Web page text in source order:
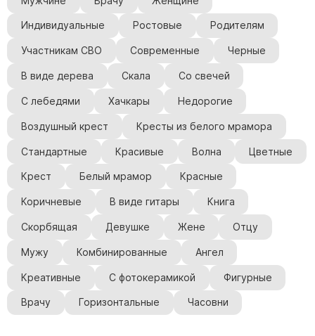
Индивидуальные Ростовые Родителям
Участникам СВО Современные Черные
В виде дерева Скала Со свечей
С лебедями Хачкары Недорогие
Воздушный крест Кресты из белого мрамора
Стандартные Красивые Волна Цветные
Крест Белый мрамор Красные
Коричневые В виде гитары Книга
Скорбящая Девушке Жене Отцу
Мужу Комбинированные Ангел
Креативные С фотокерамикой Фигурные
Врачу Горизонтальные Часовни